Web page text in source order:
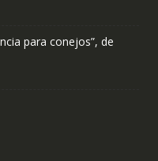
para conejos”, de